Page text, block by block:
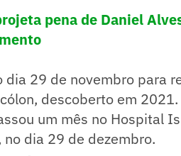
pena de Daniel
dia 29 de novembro para
descoberto em
um mês no Hospital
no dia 29 de dezembro.